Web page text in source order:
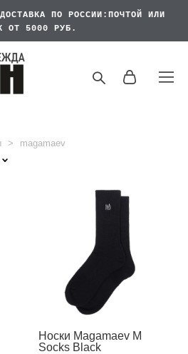
ДОСТАВКА ПО РОССИИ:ПОЧТОЙ ИЛИ
ОТ 5000 РУБ.
>
magamaev
Носки Magamaev M
Socks Black